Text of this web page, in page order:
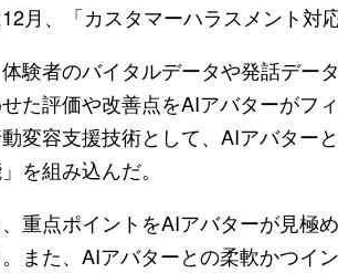
月、「カスタマーハラスメント対
験者のバイタルデータや発話デー
た評価や改善点をAIアバターがフ
変容支援技術として、AIアバター
を組み込んだ。
重点ポイントをAIアバターが見極
また、AIアバターとの柔軟かつイ